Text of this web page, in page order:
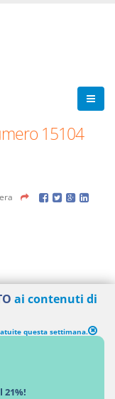
15104
ai contenuti di
questa settimana.
21%!